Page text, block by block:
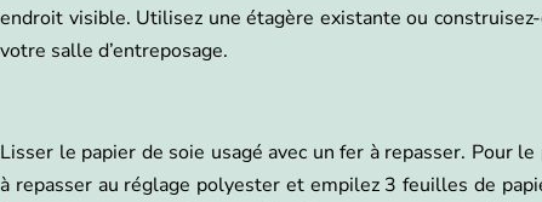
endroit visible. Utilisez une étagère existante ou
votre salle d’entreposage.
Lisser le papier de soie usagé avec un fer à repasser. Pour
à repasser au réglage polyester et empilez 3 feuilles de